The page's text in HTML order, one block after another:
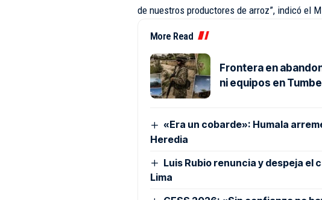
de nuestros productores de arroz”, indicó el
More Read
Frontera en
ni equipos en
«Era un cobarde»: Humala
Heredia
Luis Rubio renuncia y despeja el
Lima